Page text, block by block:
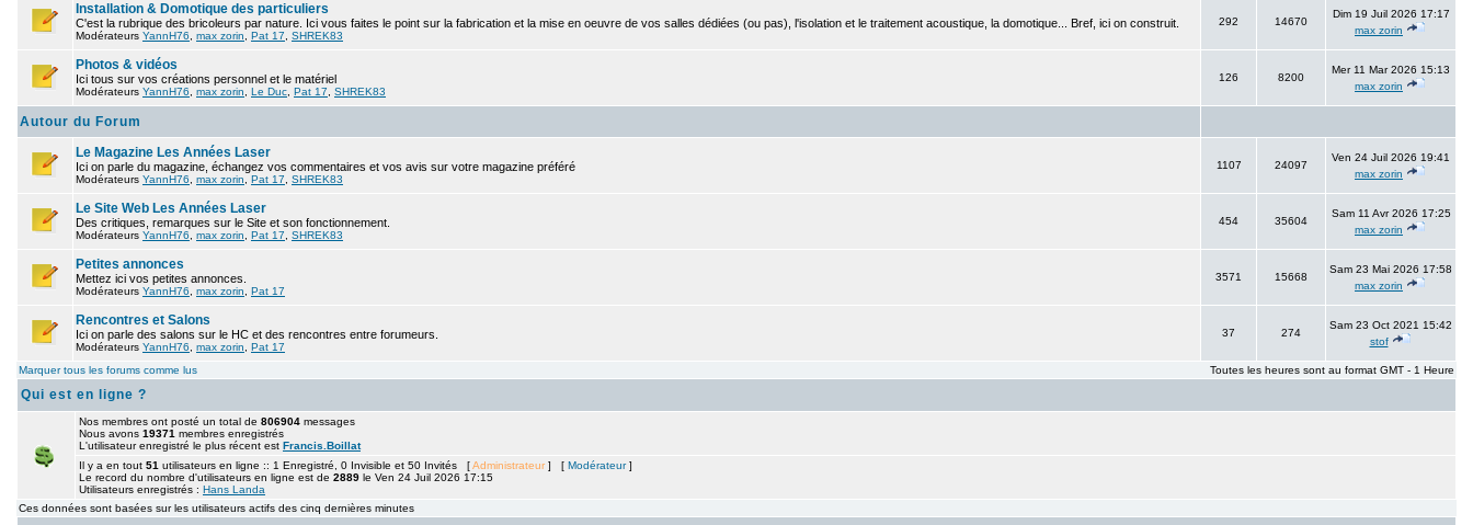
Installation & Domotique des particuliers
C'est la rubrique des bricoleurs par nature. Ici vous faites le point sur la fabrication et la mise en oeuvre de vos salles dédiées (ou pas), l'isolation et le traitement acoustique, la domotique... Bref, ici on construit.
Modérateurs YannH76 max zorin Pat 17 SHREK83
292 14670
Dim 19 Juil 2026 17:17
max zorin
Photos & vidéos
Ici tous sur vos créations personnel et le matériel
Modérateurs YannH76 max zorin Le Duc Pat 17 SHREK83
126 8200
Mer 11 Mar 2026 15:13
max zorin
Autour du Forum
Le Magazine Les Années Laser
Ici on parle du magazine, échangez vos commentaires et vos avis sur votre magazine préféré
Modérateurs YannH76 max zorin Pat 17 SHREK83
1107 24097
Ven 24 Juil 2026 19:41
max zorin
Le Site Web Les Années Laser
Des critiques, remarques sur le Site et son fonctionnement.
Modérateurs YannH76 max zorin Pat 17 SHREK83
454 35604
Sam 11 Avr 2026 17:25
max zorin
Petites annonces
Mettez ici vos petites annonces.
Modérateurs YannH76 max zorin Pat 17
3571 15668
Sam 23 Mai 2026 17:58
max zorin
Rencontres et Salons
Ici on parle des salons sur le HC et des rencontres entre forumeurs.
Modérateurs YannH76 max zorin Pat 17
37 274
Sam 23 Oct 2021 15:42
stof
Marquer tous les forums comme lus Toutes les heures sont au format GMT - 1 Heure
Qui est en ligne ?
Nos membres ont posté un total de 806904 messages
Nous avons 19371 membres enregistrés
L'utilisateur enregistré le plus récent est Francis.Boillat
Il y a en tout 51 utilisateurs en ligne :: 1 Enregistré, 0 Invisible et 50 Invités [Administrateur ] [ Modérateur]
Le record du nombre d'utilisateurs en ligne est de 2889 le Ven 24 Juil 2026 17:15
Utilisateurs enregistrés : Hans Landa
Ces données sont basées sur les utilisateurs actifs des cinq dernières minutes